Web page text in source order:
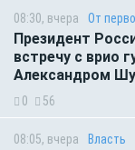
08:30, вчера От
Президент
встречу с врио
Александром
0 56
08:05, вчера Власть